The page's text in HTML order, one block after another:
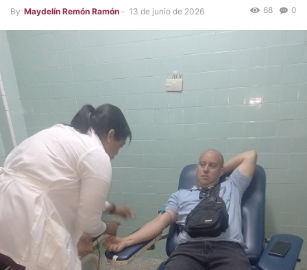
By Maydelín Remón Ramón - 13 de junio de 2026 0
68